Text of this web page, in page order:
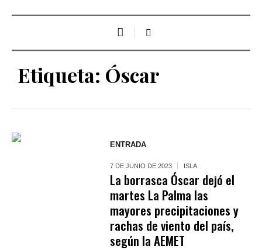
Etiqueta: Óscar
ENTRADA
7 DE JUNIO DE 2023 ISLA
La borrasca Óscar dejó el
martes La Palma las
mayores precipitaciones y
rachas de viento del país,
según la AEMET